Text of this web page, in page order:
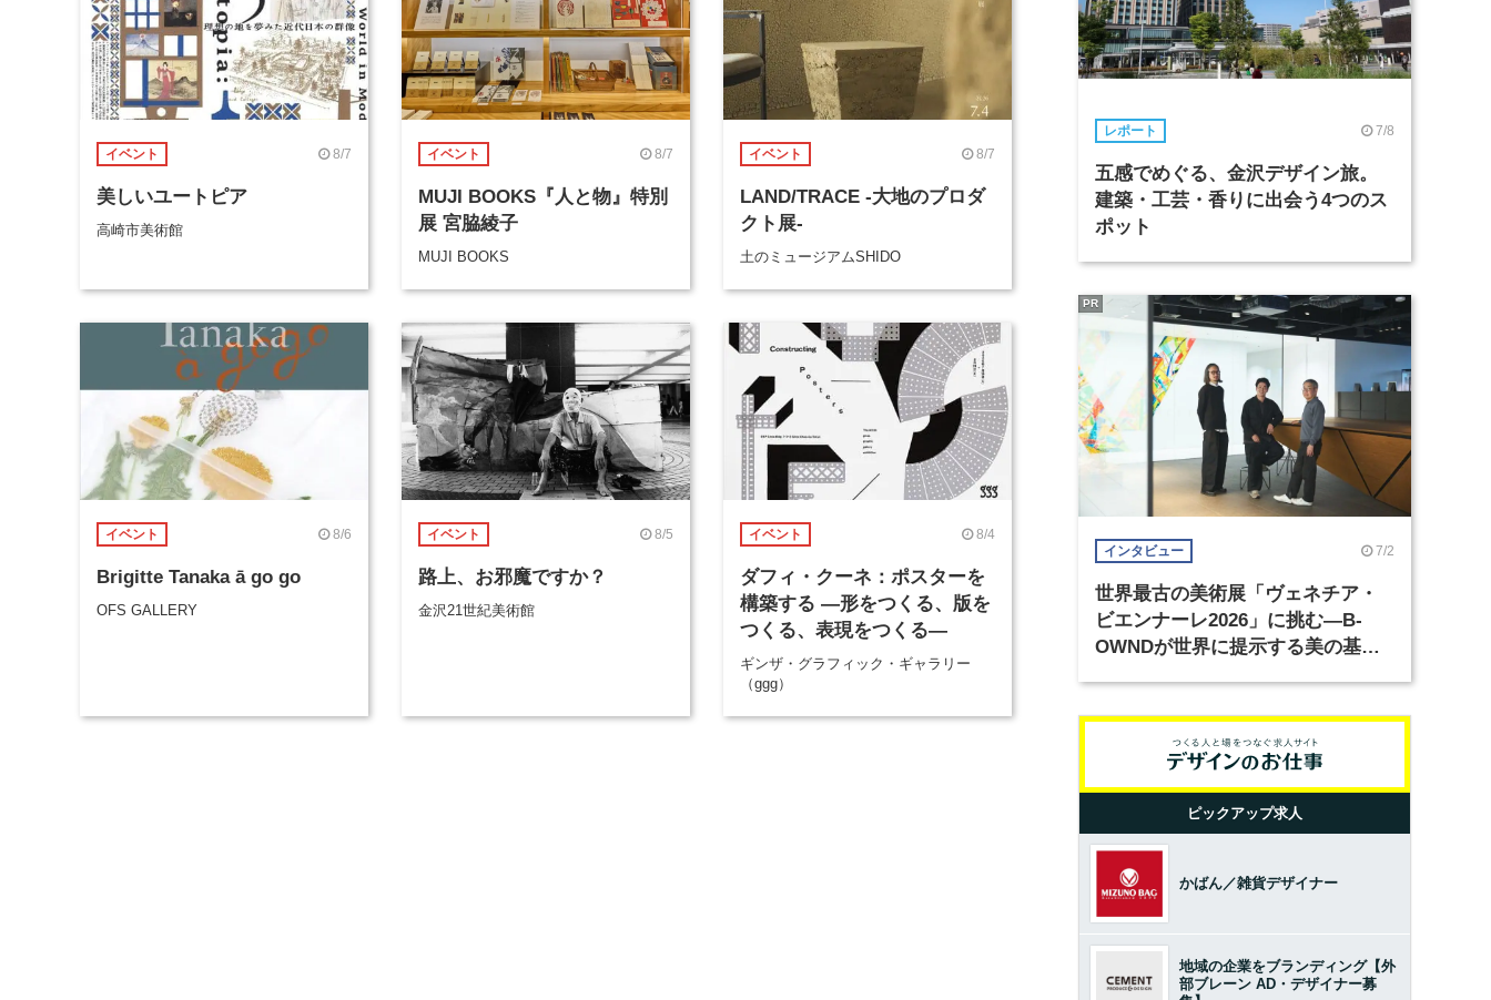
イベント 8/7
美しいユートピア
高崎市美術館
イベント 8/7
MUJI BOOKS『人と物』特別
展 宮脇綾子
MUJI BOOKS
イベント 8/7
LAND/TRACE -大地のプロダ
クト展-
土のミュージアムSHIDO
イベント 8/6
Brigitte Tanaka ā go go
OFS GALLERY
イベント 8/5
路上、お邪魔ですか？
金沢21世紀美術館
イベント 8/4
ダフィ・クーネ：ポスターを
構築する ―形をつくる、版を
つくる、表現をつくる―
ギンザ・グラフィック・ギャラリー
（ggg）
レポート 7/8
五感でめぐる、金沢デザイン旅。
建築・工芸・香りに出会う4つのス
ポット
インタビュー 7/2
世界最古の美術展「ヴェネチア・
ビエンナーレ2026」に挑む―B-
OWNDが世界に提示する美の基準
PR
ピックアップ求人
かばん／雑貨デザイナー
地域の企業をブランディング【外
部ブレーン AD・デザイナー募